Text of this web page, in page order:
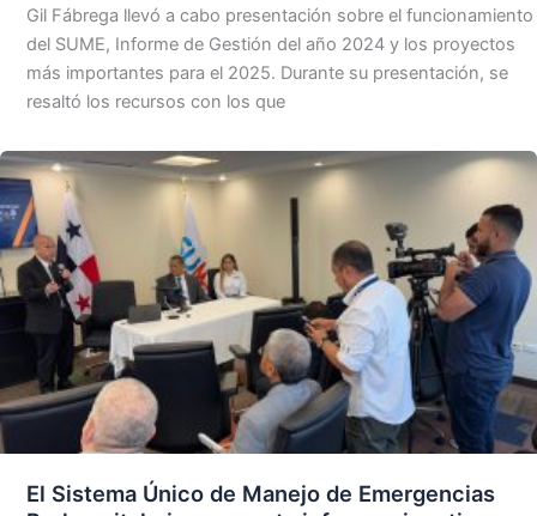
Gil Fábrega llevó a cabo presentación sobre el funcionamiento
del SUME, Informe de Gestión del año 2024 y los proyectos
más importantes para el 2025. Durante su presentación, se
resaltó los recursos con los que
El Sistema Único de Manejo de Emergencias